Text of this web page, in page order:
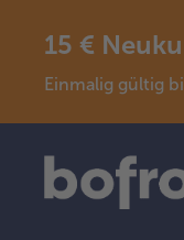
15 €
Einmalig gültig